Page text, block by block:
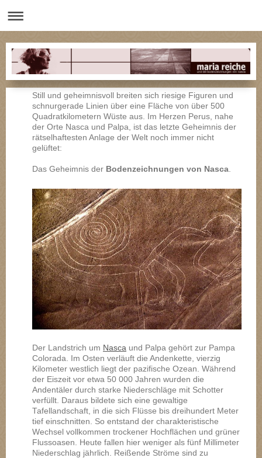
Still und geheimnisvoll breiten sich riesige Figuren und
schnurgerade Linien über eine Fläche von über 500
Quadratkilometern Wüste aus. Im Herzen Perus, nahe
der Orte Nasca und Palpa, ist das letzte Geheimnis der
rätselhaftesten Anlage der Welt noch immer nicht
gelüftet:
Das Geheimnis der Bodenzeichnungen von Nasca.
Der Landstrich um Nasca und Palpa gehört zur Pampa
Colorada. Im Osten verläuft die Andenkette, vierzig
Kilometer westlich liegt der pazifische Ozean. Während
der Eiszeit vor etwa 50 000 Jahren wurden die
Andentäler durch starke Niederschläge mit Schotter
verfüllt. Daraus bildete sich eine gewaltige
Tafellandschaft, in die sich Flüsse bis dreihundert Meter
tief einschnitten. So entstand der charakteristische
Wechsel vollkommen trockener Hochflächen und grüner
Flussoasen. Heute fallen hier weniger als fünf Millimeter
Niederschlag jährlich. Reißende Ströme sind zu